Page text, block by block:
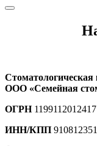
ООО «Семейная
ОГРН1199112012417
ИНН/КПП